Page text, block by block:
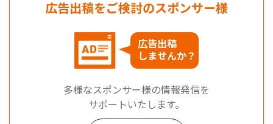
広告出稿をご検討のスポンサー様
広告出稿
しませんか？
多様なスポンサー様の情報発信を
サポートいたします。